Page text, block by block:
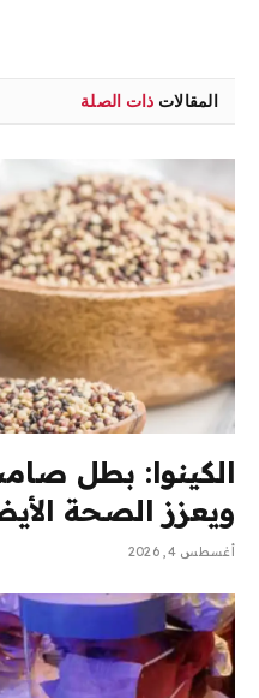
المقالات ذات الصلة
الكينوا: بطل
ويعزز الصحة
أغسطس 4, 2026